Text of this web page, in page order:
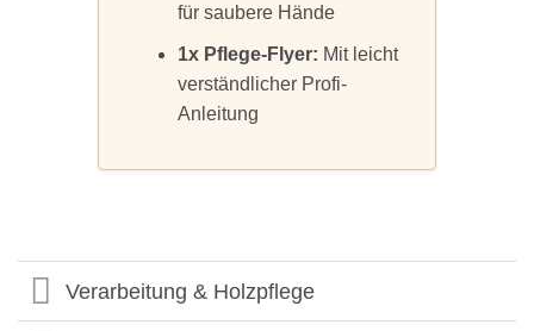
für saubere Hände
1x Pflege-Flyer: Mit leicht
verständlicher Profi-
Anleitung
Verarbeitung & Holzpflege